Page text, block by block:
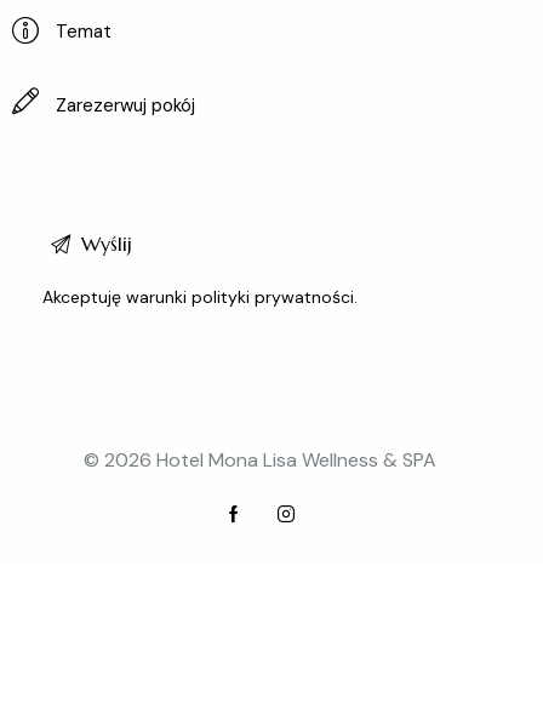
Akceptuję warunkipolityki prywatności.
© 2026 Hotel Mona Lisa Wellness & SPA